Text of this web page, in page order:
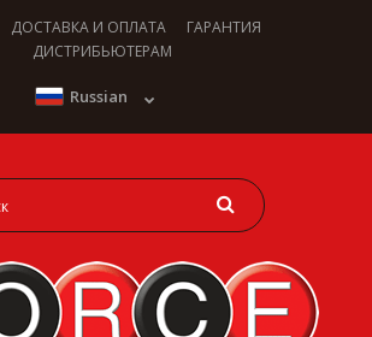
ДОСТАВКА И ОПЛАТА
ГАРАНТИЯ
ДИСТРИБЬЮТЕРАМ
Russian